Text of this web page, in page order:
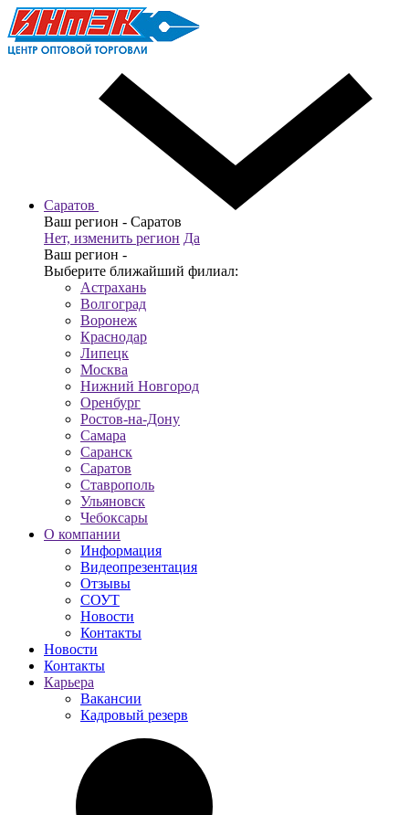
Саратов
Ваш регион - Саратов
Нет, изменить регион Да
Ваш регион -
Выберите ближайший филиал:
Астрахань
Волгоград
Воронеж
Краснодар
Липецк
Москва
Нижний Новгород
Оренбург
Ростов-на-Дону
Самара
Саранск
Саратов
Ставрополь
Ульяновск
Чебоксары
О компании
Информация
Видеопрезентация
Отзывы
СОУТ
Новости
Контакты
Новости
Контакты
Карьера
Вакансии
Кадровый резерв